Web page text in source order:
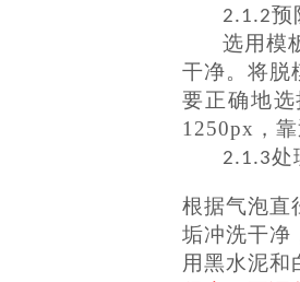
2.1.2预
选用模
干净。将脱
要正确地
1250px，
2.1.3处
根据气泡直
垢冲洗干净
用黑水泥和